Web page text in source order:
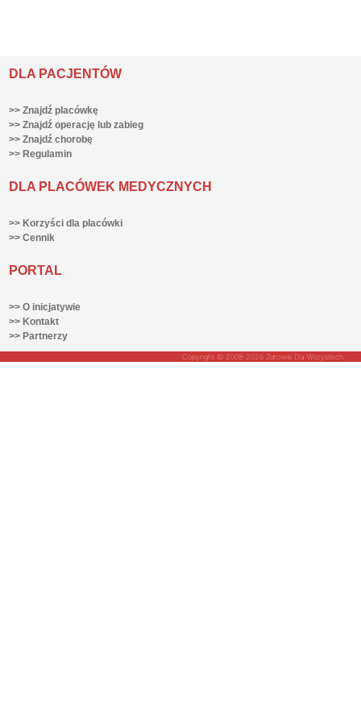
DLA PACJENTÓW
>> Znajdź placówkę
>> Znajdź operację lub zabieg
>> Znajdź chorobę
>> Regulamin
DLA PLACÓWEK MEDYCZNYCH
>> Korzyści dla placówki
>> Cennik
PORTAL
>> O inicjatywie
>> Kontakt
>> Partnerzy
Copyright © 2008-2026 Zdrowie Dla Wszystkich